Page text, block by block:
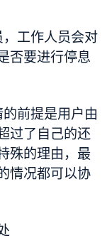
工作人员会对
否要进行停息
前提是用户由
过了自己的还
殊的理由，最
情况都可以协